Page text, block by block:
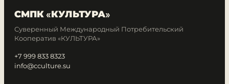
СМПК «КУЛЬТУРА»
Суверенный Международный Потребительский
Кооператив «КУЛЬТУРА»
+7 999 833 8323
info@cculture.su